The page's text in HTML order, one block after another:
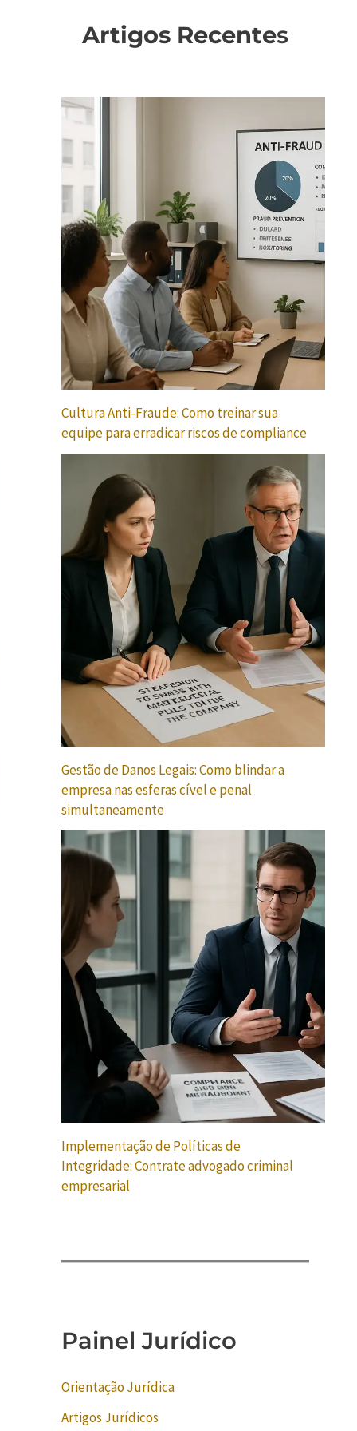
Artigos Recentes
Cultura Anti-Fraude: Como treinar sua
equipe para erradicar riscos de compliance
Gestão de Danos Legais: Como blindar a
empresa nas esferas cível e penal
simultaneamente
Implementação de Políticas de
Integridade: Contrate advogado criminal
empresarial
Painel Jurídico
Orientação Jurídica
Artigos Jurídicos